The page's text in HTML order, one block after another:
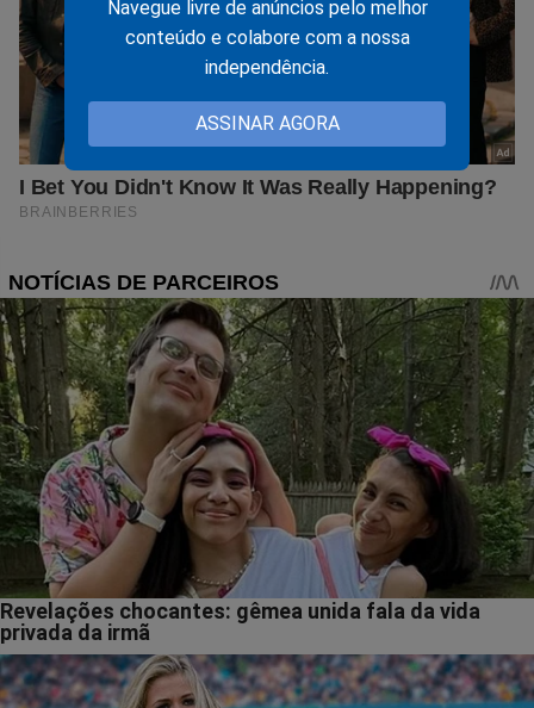
Navegue livre de anúncios pelo melhor
conteúdo e colabore com a nossa
independência.
ASSINAR AGORA